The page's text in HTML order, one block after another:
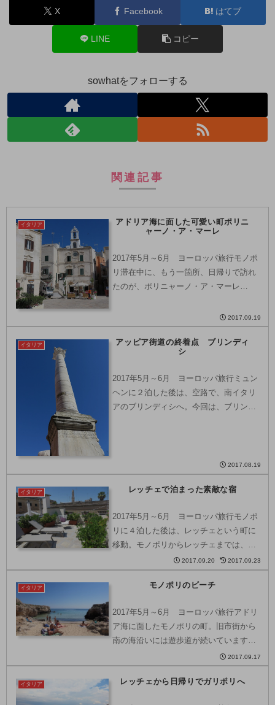
X Facebook はてブ
LINE コピー
sowhatをフォローする
関連記事
イタリア
アドリア海に面した可愛い町ポリニ
ャーノ・ア・マーレ
2017年5月～6月 ヨーロッパ旅行モノポ
リ滞在中に、もう一箇所、日帰りで訪れ
たのが、ポリニャーノ・ア・マーレ
ーノ・ア・マーレは、アドリア海に面し
た崖の上にたつ風光明媚な町として、
観...
2017.09.19
イタリア
アッピア街道の終着点 ブリンディ
シ
2017年5月～6月 ヨーロッパ旅行ミュン
ヘンに２泊した後は、空路で、南イタリ
アのブリンディシへ。今回は、ブリンデ
2017.08.19
イタリア レッチェで泊まった素敵な宿
2017年5月～6月 ヨーロッパ旅行モノポ
リに４泊した後は、レッチェという町に
移動。モノポリからレッチェまでは、電
車で約1時間5分の道程です。プーリア州
のレッチェ (Lecce) は、町中がバロック
様式の建造物で埋め尽くされていること
2017.09.20 2017.09.23
イタリア モノポリのビーチ
2017年5月～6月 ヨーロッパ旅行アドリ
ア海に面したモノポリの町。旧市街から
南の海沿いには遊歩道が続いています。
大半は岩場なのですが、こんな感じの小
さなビーチもいくつか点在しています。
ビーチ自体はオーストラリアの方が綺麗
2017.09.17
イタリア レッチェから日帰りでガリポリへ